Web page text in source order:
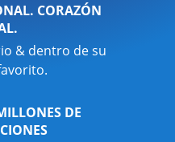
CORAZÓN
& dentro de su
DE